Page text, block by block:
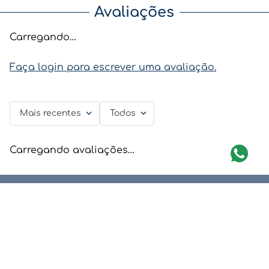
Avaliações
Carregando…
Faça login para escrever uma avaliação.
Mais recentes Todos
Carregando avaliações…